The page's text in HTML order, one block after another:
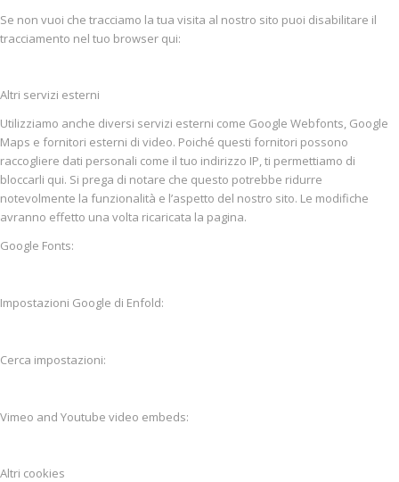
Se non vuoi che tracciamo la tua visita al nostro sito puoi disabilitare il
tracciamento nel tuo browser qui:
Altri servizi esterni
Utilizziamo anche diversi servizi esterni come Google Webfonts, Google
Maps e fornitori esterni di video. Poiché questi fornitori possono
raccogliere dati personali come il tuo indirizzo IP, ti permettiamo di
bloccarli qui. Si prega di notare che questo potrebbe ridurre
notevolmente la funzionalità e l’aspetto del nostro sito. Le modifiche
avranno effetto una volta ricaricata la pagina.
Google Fonts:
Impostazioni Google di Enfold:
Cerca impostazioni:
Vimeo and Youtube video embeds:
Altri cookies